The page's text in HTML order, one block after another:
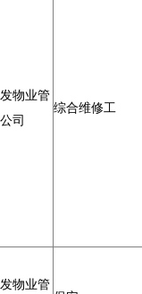
物业管
司
综合维修工
物业管